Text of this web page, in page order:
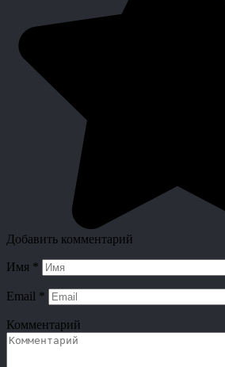
Добавить комментарий
Имя *
Email *
Комментарий